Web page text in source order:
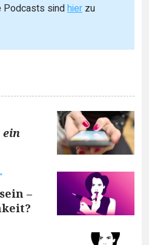
Podcasts sindhier zu
ein
–